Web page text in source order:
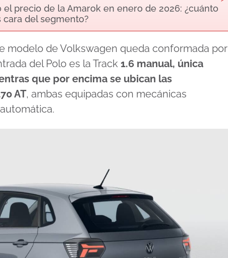
precio de la Amarok en enero de 2026: ¿cuánto
del segmento?
modelo de Volkswagen queda conformada por
del Polo es la Track 1.6 manual, única
que por encima se ubican las
AT, ambas equipadas con mecánicas